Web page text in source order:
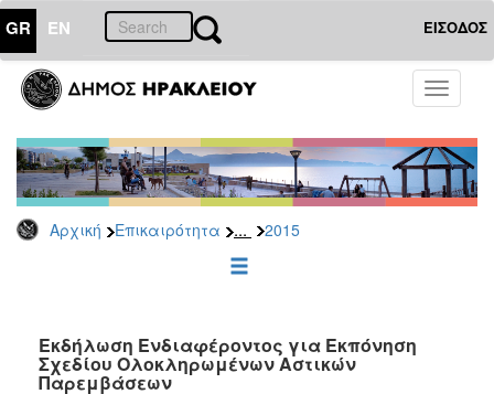
GR EN ΕΙΣΟΔΟΣ
Toggle
Αρχική Επικαιρότητα ... 2015
ΕΠΙΚΑΙΡΟΤΗΤΑ
-
Δημοπρασίες
Αρχείο
2026
2022
Εκδήλωση Ενδιαφέροντος για Εκπόνηση
Σχεδίου Ολοκληρωμένων Αστικών
Παρεμβάσεων